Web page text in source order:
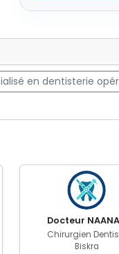
en dentisterie
Docteur
Chirurgien
Biskra